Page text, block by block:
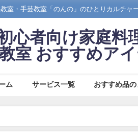
室・手芸教室「のんの」のひとりカルチ
心者向け家庭料
室 おすすめア
ム サービス一覧 おすすめ品